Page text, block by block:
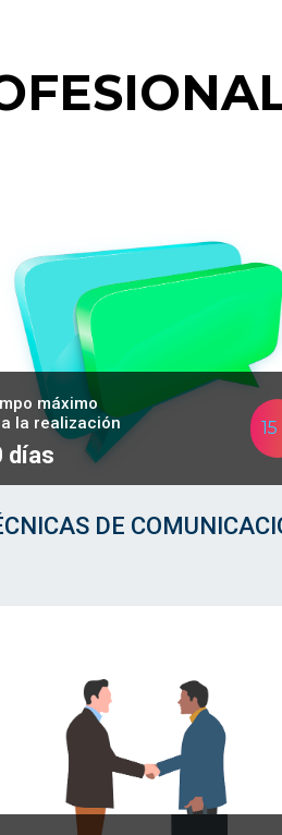
máximo
la realización
días
DE